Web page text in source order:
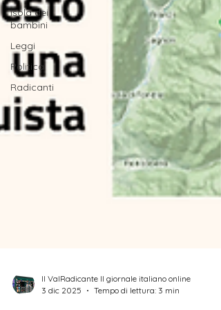
Isola dei
bambini
Leggi
Politica
Radicanti